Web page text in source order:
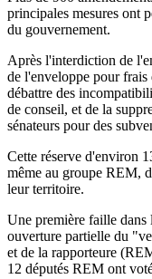
principales mesures ont
du gouvernement.
Après l'interdiction de
de l'enveloppe pour frais
débattre des
de conseil, et de la
sénateurs pour des
Cette réserve d'environ
même au groupe REM,
leur territoire.
Une première faille dans
ouverture partielle du
et de la rapporteure
12 députés REM ont